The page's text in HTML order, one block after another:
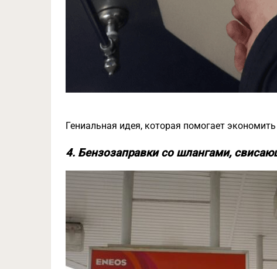
Гениальная идея, которая помогает экономить
4. Бензозаправки со шлангами,